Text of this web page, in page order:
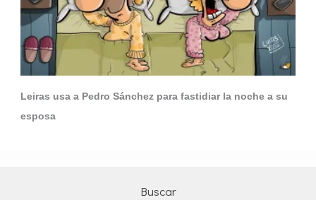
Leiras usa a Pedro Sánchez para fastidiar la noche a su
esposa
Buscar